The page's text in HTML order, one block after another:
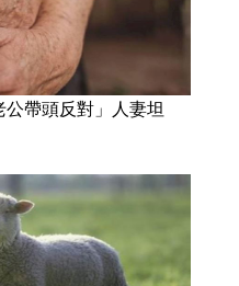
帶頭反對」人妻坦